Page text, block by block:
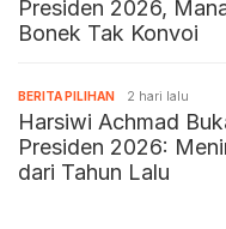
Presiden 2026,
Bonek Tak Konvoi
BERITA PILIHAN 2 hari lalu
Harsiwi Achmad
Presiden 2026:
dari Tahun Lalu